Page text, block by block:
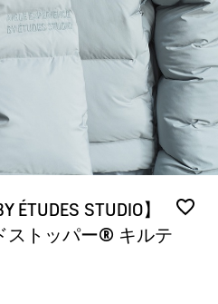
ÉTUDES STUDIO】
ストッパー® キルテ